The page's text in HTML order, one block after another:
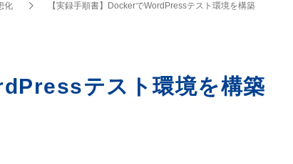
化 【実録手順書】DockerでWordPressテスト環境を構築
テスト環境を構築